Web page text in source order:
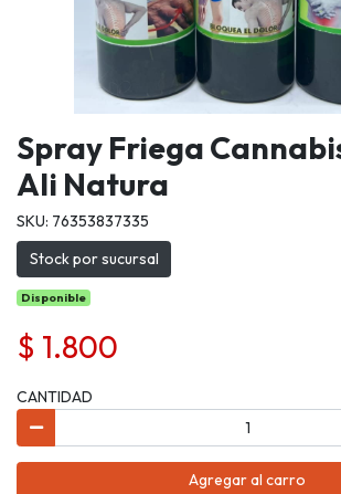
Spray Friega
Ali Natura
SKU: 76353837335
Stock por sucursal
Disponible
$ 1.800
CANTIDAD
Agregar al carro